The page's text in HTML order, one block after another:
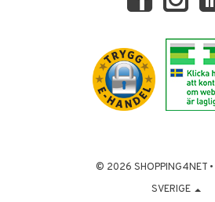
© 2026 SHOPPING4NET •
SVERIGE